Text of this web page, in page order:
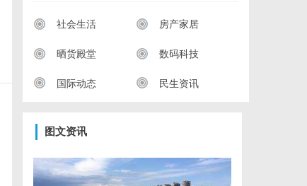
社会生活 房产家居
晒货殿堂 数码科技
国际动态 民生资讯
图文资讯